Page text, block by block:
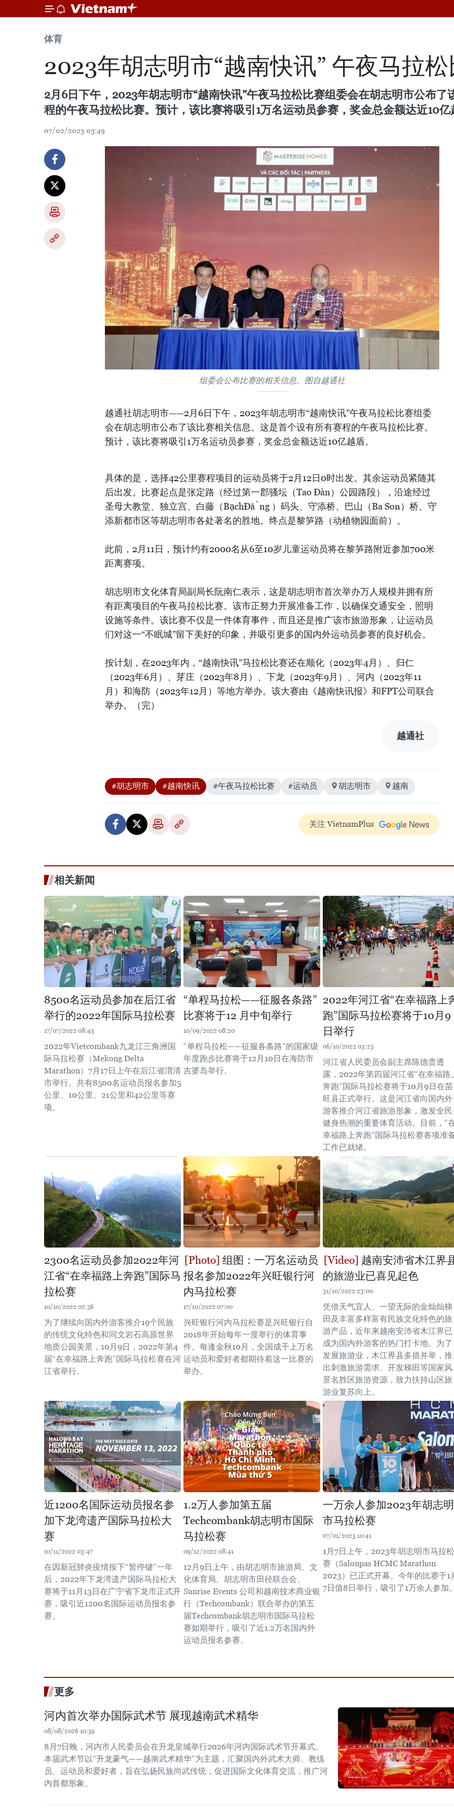
体育
2023年胡志明市“越南快讯” 午夜马拉
2月6日下午，2023年胡志明市“越南快讯”午夜马拉松比赛组委会在胡志明市公布
程的午夜马拉松比赛。预计，该比赛将吸引1万名运动员参赛，奖金总金额达近10亿
07/02/2023 03:49
组委会公布比赛的相关信息。图自越通社
越通社胡志明市——2月6日下午，2023年胡志明市“越南快讯”午夜马拉松比赛组委
会在胡志明市公布了该比赛相关信息。这是首个设有所有赛程的午夜马拉松比赛。
预计，该比赛将吸引1万名运动员参赛，奖金总金额达近10亿越盾。
具体的是，选择42公里赛程项目的运动员将于2月12日0时出发。其余运动员紧随其
后出发。比赛起点是张定路（经过第一郡骚坛（Tao Đàn）公园路段），沿途经过
圣母大教堂、独立宫、白藤（BạchĐằng ）码头、守添桥、巴山（Ba Son）桥、守
添新都市区等胡志明市各处著名的胜地。终点是黎笋路（动植物园面前）。
此前，2月11日，预计约有2000名从6至10岁儿童运动员将在黎笋路附近参加700米
距离赛项。
胡志明市文化体育局副局长阮南仁表示，这是胡志明市首次举办万人规模并拥有所
有距离项目的午夜马拉松比赛。该市正努力开展准备工作，以确保交通安全，照明
设施等条件。该比赛不仅是一件体育事件，而且还是推广该市旅游形象，让运动员
们对这一“不眠城”留下美好的印象，并吸引更多的国内外运动员参赛的良好机会。
按计划，在2023年内，“越南快讯”马拉松比赛还在顺化（2023年4月）、归仁
（2023年6月）、芽庄（2023年8月）、下龙（2023年9月）、河内（2023年11
月）和海防（2023年12月）等地方举办。该大赛由《越南快讯报》和FPT公司联合
举办。（完）
越通社
#胡志明市 #越南快讯 #午夜马拉松比赛 #运动员 胡志明市 越南
关注 VietnamPlus
相关新闻
8500名运动员参加在后江省
举行的2022年国际马拉松赛
17/07/2022 08:43
2022年Vietcombank九龙江三角洲国
际马拉松赛（Mekong Delta
Marathon）7月17日上午在后江省渭清
市举行。共有8500名运动员报名参加5
公里、10公里、21公里和42公里等赛
项。
“单程马拉松——征服各条路”
比赛将于12 月中旬举行
10/09/2022 08:20
“单程马拉松——征服各条路”的国家级
年度跑步比赛将于12月10日在海防市
吉婆岛举行。
2022年河江省“在幸福路上
跑”国际马拉松赛将于10月9
日举行
06/10/2022 03:25
河江省人民委员会副主席陈德贵透
露，2022年第四届河江省“在幸福路
奔跑”国际马拉松赛将于10月9日在苗
旺县正式举行。这是河江省向国内外
游客推介河江省旅游形象，激发全民
健身热潮的重要体育活动。目前，“
幸福路上奔跑”国际马拉松赛各项准
工作已就绪。
2300名运动员参加2022年河
江省“在幸福路上奔跑”国际马
拉松赛
10/10/2022 02:56
为了继续向国内外游客推介19个民族
的传统文化特色和同文岩石高原世界
地质公园美景，10月9日，2022年第4
届“在幸福路上奔跑”国际马拉松赛在河
江省举行。
组图：一万名运动员
报名参加2022年兴旺银行河
内马拉松赛
17/10/2022 07:00
兴旺银行河内马拉松赛是兴旺银行自
2018年开始每年一度举行的体育事
件。每逢金秋10月，全国成千上万名
运动员和爱好者都期待着这一比赛的
举办。
越南安沛省木江界
的旅游业已喜见起色
31/10/2022 23:00
凭借天气宜人、一望无际的金灿灿梯
田及丰富多样富有民族文化特色的旅
游产品，近年来越南安沛省木江界已
成为国内外游客的热门打卡地。为了
发展旅游业，木江界县多措并举，推
出刺激旅游需求、开发梯田等国家风
景名胜区旅游资源，致力扶持山区旅
游业复苏向上。
近1200名国际运动员报名参
加下龙湾遗产国际马拉松大
赛
10/11/2022 03:47
在因新冠肺炎疫情按下“暂停键”一年
后，2022年下龙湾遗产国际马拉松大
赛将于11月13日在广宁省下龙市正式开
赛，吸引近1200名国际运动员报名参
赛。
1.2万人参加第五届
Techcombank胡志明市国际
马拉松赛
09/12/2022 08:41
12月9日上午，由胡志明市旅游局、文
化体育局、胡志明市田径联合会、
Sunrise Events 公司和越南技术商业银
行（Techcombank）联合举办的第五
届Techcombank胡志明市国际马拉松
赛如期举行，吸引了近1.2万名国内外
运动员报名参赛。
一万余人参加2023年胡志明
市马拉松赛
07/01/2023 10:41
1月7日上午，2023年胡志明市马拉松
赛（Salonpas HCMC Marathon
2023）已正式开幕。今年的比赛于1
7日值8日举行，吸引了1万余人参加
更多
河内首次举办国际武术节 展现越南武术精华
08/08/2026 10:59
8月7日晚，河内市人民委员会在升龙皇城举行2026年河内国际武术节开幕式。
本届武术节以“升龙豪气——越南武术精华”为主题，汇聚国内外武术大师、教练
员、运动员和爱好者，旨在弘扬民族尚武传统，促进国际文化体育交流，推广河
内首都形象。